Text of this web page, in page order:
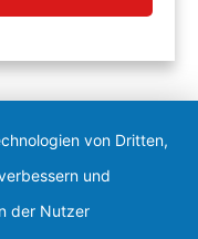
von Dritten,
und
der Nutzer